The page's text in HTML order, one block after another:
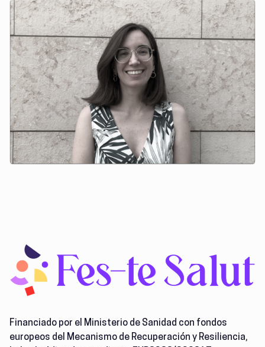
Financiado por el Ministerio de Sanidad con fondos
europeos del Mecanismo de Recuperación y Resiliencia,